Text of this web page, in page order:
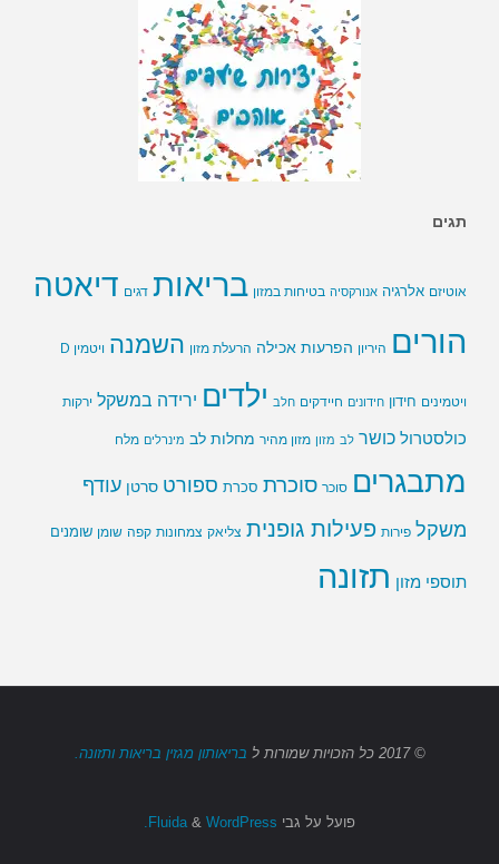
תגים
אוטיזם אלרגיה אנורקסיה בטיחות במזון בריאות דגים דיאטה
הורים היריון הפרעות אכילה הרעלת מזון השמנה ויטמין D
ויטמינים חידון חידונים חיידקים חלב ילדים ירידה במשקל ירקות
כולסטרול כושר לב מזון מזון מהיר מחלות לב מינרלים מלח
מתבגרים סוכר סוכרת סכרת ספורט סרטן עודף
משקל פירות פעילות גופנית צליאק צמחונות קפה שומן שומנים
תוספי מזון תזונה
© 2017 כל הזכויות שמורות ל בריאותון מגזין בריאות ותזונה.
פועל על גבי & WordPress.